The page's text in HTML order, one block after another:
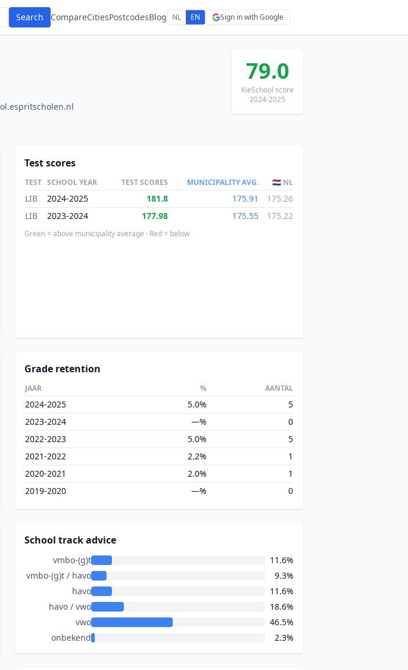
Search CompareCitiesPostcodesBlog NL EN Sign in with Google
79.0
KieSchool score
2024-2025
Test scores
TEST SCHOOL YEAR TEST SCORES MUNICIPALITY AVG. 🇳🇱 NL
LIB 2024-2025 181.8 175.91
175.26
LIB
2023-2024 177.98 175.55 175.22
Green = above municipality average · Red = below
Grade retention
JAAR % AANTAL
2024-2025 5.0%
5
2023-2024
—%
0
2022-2023
5.0%
5
2021-2022
2.2%
1
2020-2021
2.0%
1
2019-2020
—% 0
School track advice
vmbo-(g)t
11.6%
vmbo-(g)t / havo
9.3%
havo
11.6%
havo / vwo
18.6%
vwo
46.5%
onbekend
2.3%